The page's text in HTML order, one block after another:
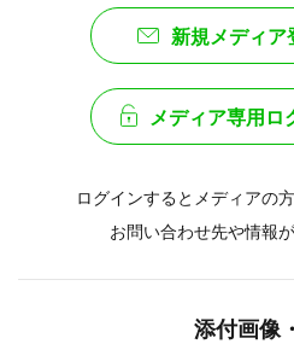
新規メディア
メディア専用ロ
ログインするとメディアの
お問い合わせ先や情報
添付画像